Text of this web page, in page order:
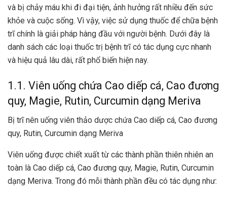
và bị chảy máu khi đi đại tiện, ảnh hưởng rất nhiều đến sức
khỏe và cuộc sống. Vì vậy, việc sử dụng thuốc đểchữa bệnh
trĩchính là giải pháp hàng đầu với người bệnh. Dưới đây là
danh sách các loại thuốc trị bệnh trĩ có tác dụng cực nhanh
và hiệu quả lâu dài, rất phổ biến hiện nay.
1.1. Viên uống chứa Cao diếp cá, Cao đương
quy, Magie, Rutin, Curcumin dạng Meriva
Bị trĩ nên uống viên thảo dược chứa Cao diếp cá, Cao đương
quy, Rutin, Curcumin dạng Meriva
Viên uống được chiết xuất từ các thành phần thiên nhiên an
toàn là Cao diếp cá, Cao đương quy, Magie, Rutin, Curcumin
dạng Meriva. Trong đó mỗi thành phần đều có tác dụng như: